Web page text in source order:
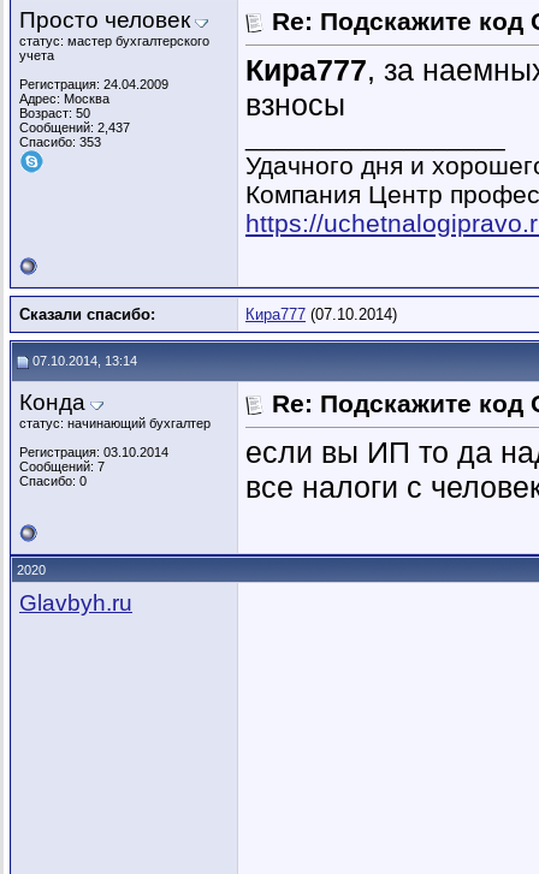
Просто человек
статус: мастер бухгалтерского
учета
Регистрация: 24.04.2009
Адрес: Москва
Возраст: 50
Сообщений: 2,437
Спасибо: 353
Re: Подскажите
Кира777, за
взносы
Удачного дня и
Компания Центр
https://
Сказали спасибо: Кира777 (07.10.2014)
07.10.2014, 13:14
Конда
статус: начинающий бухгалтер
Регистрация: 03.10.2014
Сообщений: 7
Спасибо: 0
Re: Подскажите
если вы ИП то да
все налоги с
2020
Glavbyh.ru